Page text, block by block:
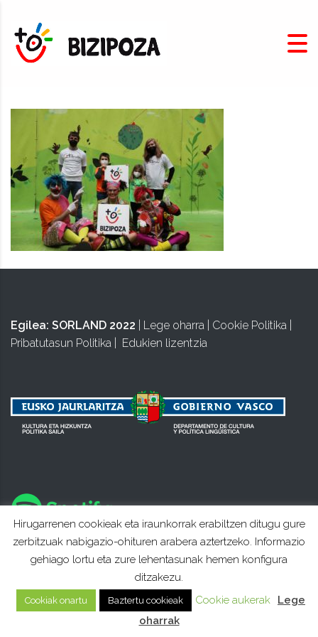
Egilea: SORLAND 2022 Lege oharra Cookie Politika
Pribatutasun Politika
Edukien lizentzia
Hirugarrenen cookieak eta iraunkorrak erabiltzen ditugu gure
zerbitzuak nabigazio-ohituren arabera aztertzeko. Informazio
gehiago lortu eta zure lehentasunak hemen konfigura
ditzakezu.
Cookiak onartu Baztertu cookieak Cookie aukerak
Lege
oharrak